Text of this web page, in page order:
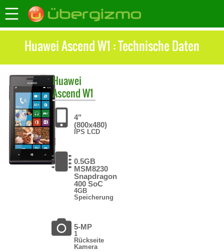
Huawei Ascend W1 : Technische Daten
Huawei
Ascend W1
4"
(800x480)
IPS LCD
0.5GB
MSM8230
Snapdragon
400 SoC
4GB
Speicherung
5-MP
1
Rückseite
Kamera